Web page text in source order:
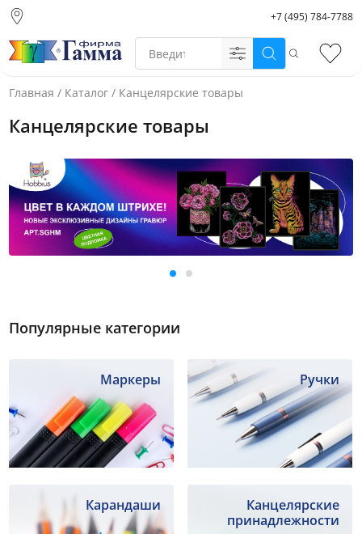
склад)
Санкт-Петербург
Екатеринбург
+7 (495) 784-7788
Поиск
Главная / Каталог / Канцелярские товары
Канцелярские товары
Популярные категории
Маркеры Ручки
Карандаши
Канцелярские
принадлежности